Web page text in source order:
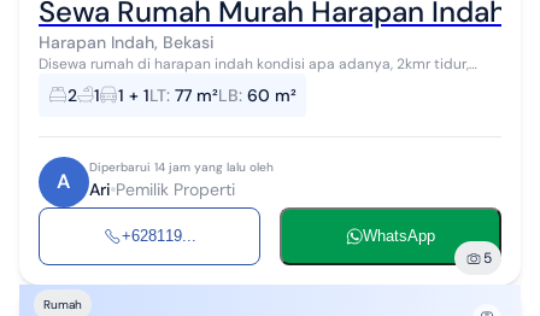
Sewa Rumah Murah Harapan Indah
Harapan Indah, Bekasi
Disewa rumah di harapan indah kondisi apa adanya, 2kmr tidur,
1kmr mandi, tidak banjir tinggi dr jalan, pam, listrik, depan sawah,
sewa min setahun...
2 1 1 + 1LT: 77 m²LB: 60 m²
A
Diperbarui 14 jam yang lalu oleh
Ari Pemilik Properti
+628119... WhatsApp
5
Rumah